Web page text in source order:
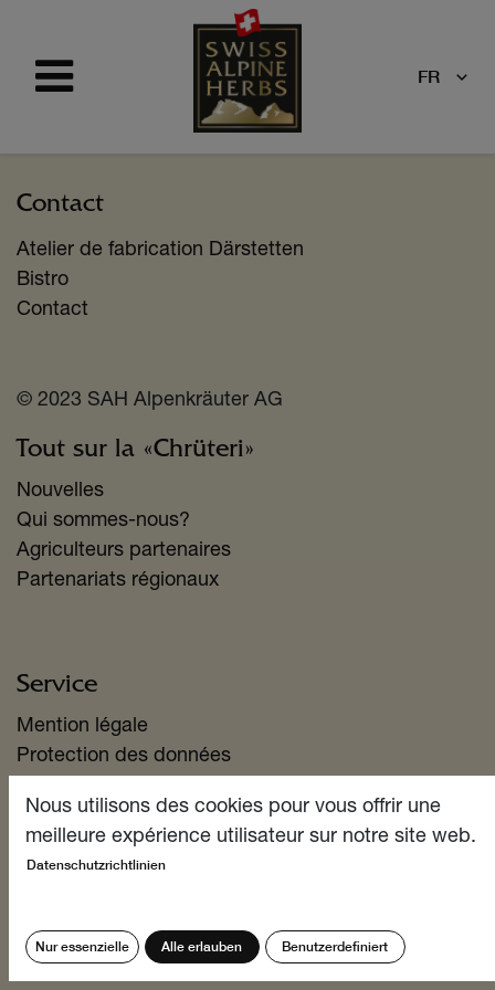
FR
Contact
Atelier de fabrication Därstetten
Bistro
Contact
© 2023 SAH Alpenkräuter AG
Tout sur la «Chrüteri»​
Nouvelles
Qui sommes-nous?
Agriculteurs partenaires
Partenariats régionaux
Service
Mention légale
Protection des données
Modalités d'expédition
Moyens de paiement
Se tenir Informé?
Nous utilisons des cookies pour vous offrir une
meilleure expérience utilisateur sur notre site web.
Datenschutzrichtlinien
Nur essenzielle Alle erlauben Benutzerdefiniert